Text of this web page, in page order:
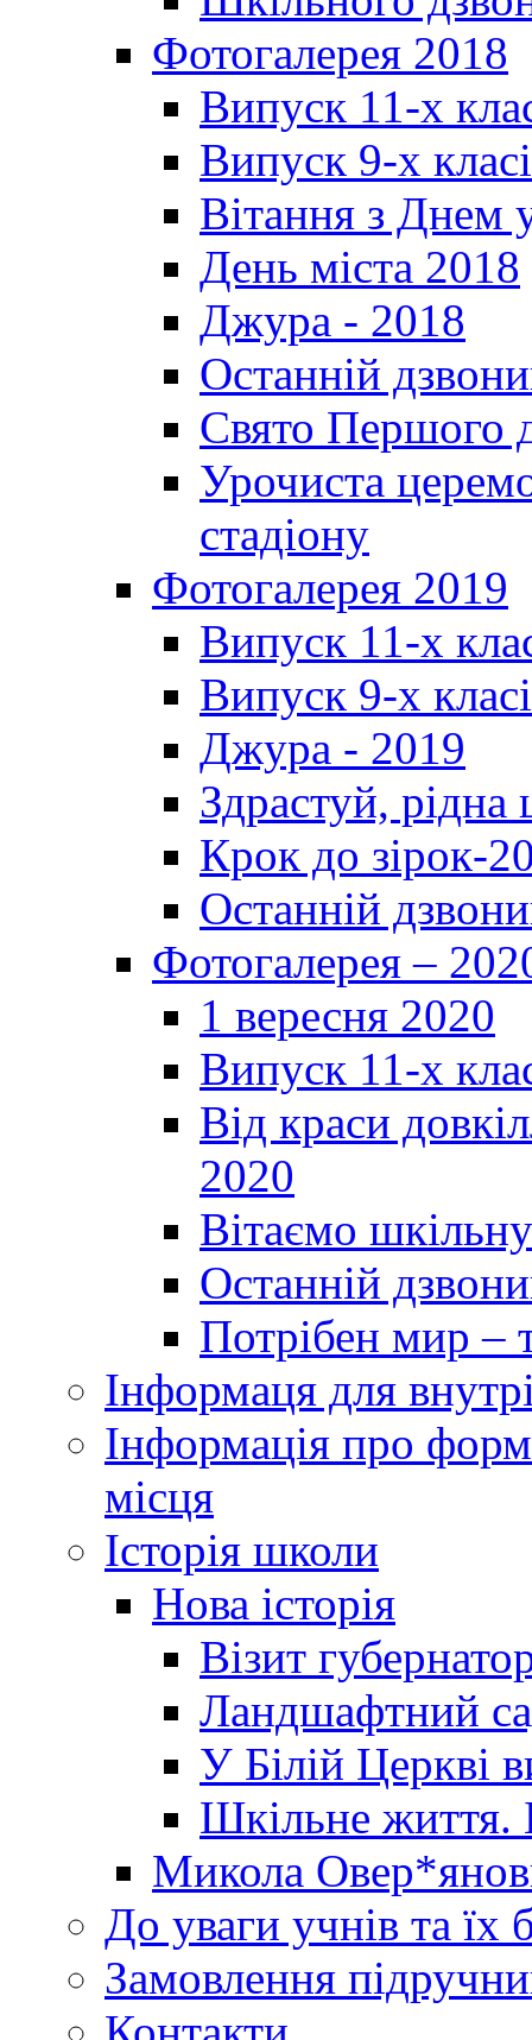
Фотогалерея 2018
Випуск 11-х
Випуск 9-х
Вітання з Днем
День міста 2018
Джура - 2018
Останній
Свято Першого
Урочиста
стадіону
Фотогалерея 2019
Випуск 11-х
Випуск 9-х
Джура - 2019
Здрастуй,
Крок до зірок-
Останній
Фотогалерея –
1 вересня 2020
Випуск 11-х
Від краси
2020
Вітаємо
Останній
Потрібен мир –
Інформаця для
Інформація про
місця
Історія школи
Нова історія
Візит
Ландшафтний
У Білій Церкві
Шкільне життя.
Микола
До уваги учнів та їх
Замовлення